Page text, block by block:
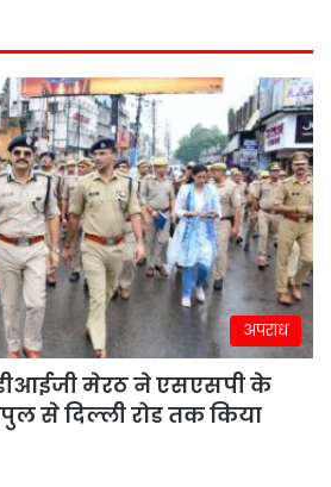
अपराध
डीआईजी मेरठ ने एसएसपी के
से दिल्ली रोड तक किया